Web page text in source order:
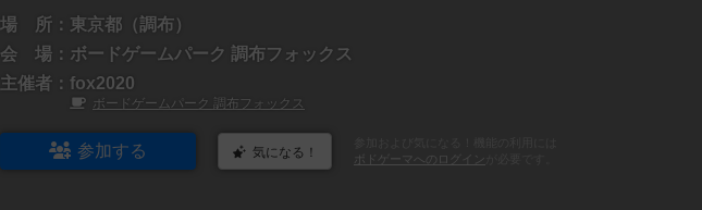
場 所： 東京都（調布）
会 場： ボードゲームパーク 調布フォックス
主催者： fox2020
ボードゲームパーク 調布フォックス
参加する 気になる！
ボドゲーマへのログイン